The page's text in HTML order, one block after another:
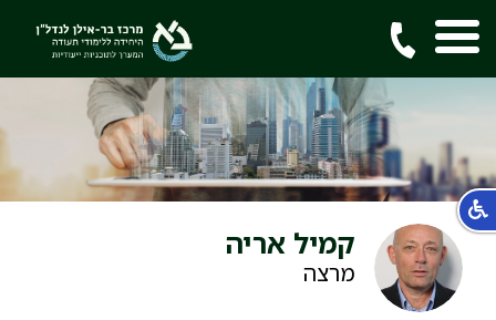
קמיל אריה
מרצה